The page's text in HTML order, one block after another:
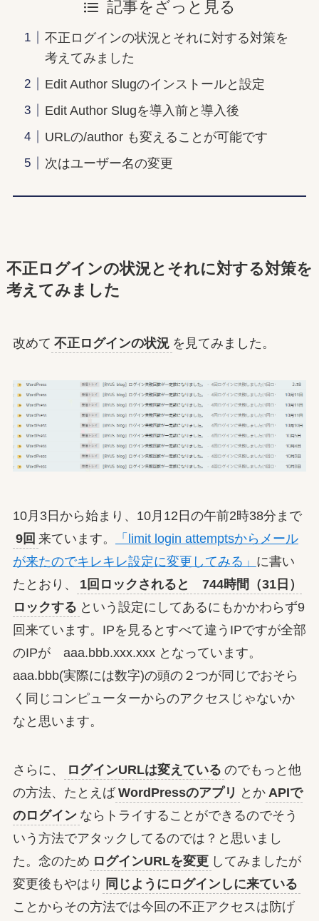
記事をざっと見る
不正ログインの状況とそれに対する対策を
考えてみました
Edit Author Slugのインストールと設定
Edit Author Slugを導入前と導入後
URLの/author も変えることが可能です
次はユーザー名の変更
不正ログインの状況とそれに対する対策を
考えてみました
改めて 不正ログインの状況 を見てみました。
10月3日から始まり、10月12日の午前2時38分まで
9回 来ています。
「limit login attemptsからメール
が来たのでキレキレ設定に変更してみる」 に書い
たとおり、
1回ロックされると 744時間（31日）
ロックする という設定にしてあるにもかかわらず9
回来ています。IPを見るとすべて違うIPですが全部
のIPが aaa.bbb.xxx.xxx となっています。
aaa.bbb(実際には数字)の頭の２つが同じでおそら
く同じコンピューターからのアクセスじゃないか
なと思います。
さらに、 ログインURLは変えている のでもっと他
の方法、たとえば WordPressのアプリ とか APIで
のログイン ならトライすることができるのでそう
いう方法でアタックしてるのでは？と思いまし
た。念のため ログインURLを変更 してみましたが
変更後もやはり 同じようにログインしに来ている
ことからその方法では今回の不正アクセスは防げ